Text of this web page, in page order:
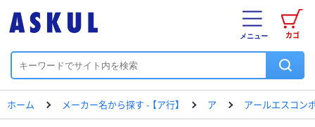
カゴ
メニュー
ホーム メーカー名から探す - 【ア行】 ア アールエスコン